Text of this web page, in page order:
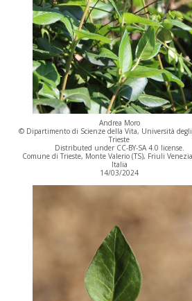
Andrea Moro
© Dipartimento di Scienze della Vita, Università
Trieste
Distributed under CC-BY-SA 4.0 license.
Comune di Trieste, Monte Valerio (TS), Friuli
Italia
14/03/2024